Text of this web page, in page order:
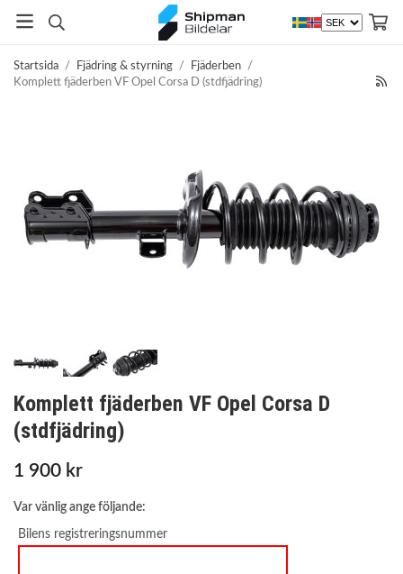
Startsida / Fjädring & styrning / Fjäderben /
Komplett fjäderben VF Opel Corsa D (stdfjädring)
Komplett fjäderben VF Opel Corsa D
(stdfjädring)
1 900 kr
Var vänlig ange följande:
Bilens registreringsnummer